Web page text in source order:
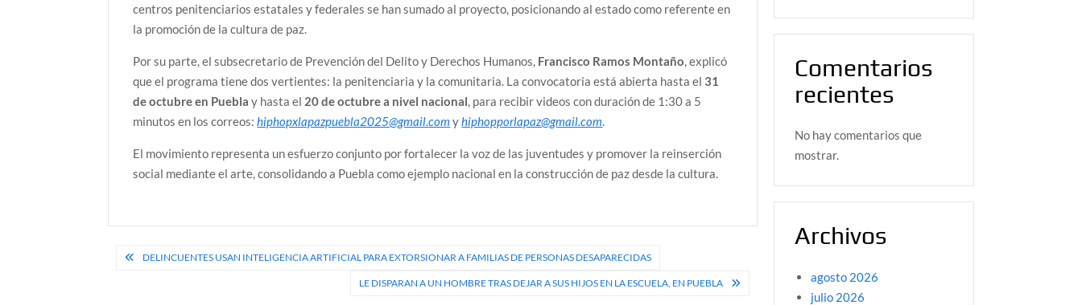
centros penitenciarios estatales y federales se han sumado al proyecto, posicionando al estado como referente en
la promoción de la cultura de paz.
Por su parte, el subsecretario de Prevención del Delito y Derechos Humanos, Francisco Ramos Montaño, explicó
que el programa tiene dos vertientes: la penitenciaria y la comunitaria. La convocatoria está abierta hasta el 31
de octubre en Puebla y hasta el 20 de octubre a nivel nacional, para recibir videos con duración de 1:30 a 5
minutos en los correos:hiphopxlapazpuebla2025@gmail.com yhiphopporlapaz@gmail.com.
El movimiento representa un esfuerzo conjunto por fortalecer la voz de las juventudes y promover la reinserción
social mediante el arte, consolidando a Puebla como ejemplo nacional en la construcción de paz desde la cultura.
Navegación
DELINCUENTES USAN INTELIGENCIA ARTIFICIAL PARA EXTORSIONAR A FAMILIAS DE PERSONAS DESAPARECIDAS
LE DISPARAN A UN HOMBRE TRAS DEJAR A SUS HIJOS EN LA ESCUELA, EN PUEBLA
Comentarios
recientes
No hay comentarios que
mostrar.
Archivos
agosto 2026
julio 2026